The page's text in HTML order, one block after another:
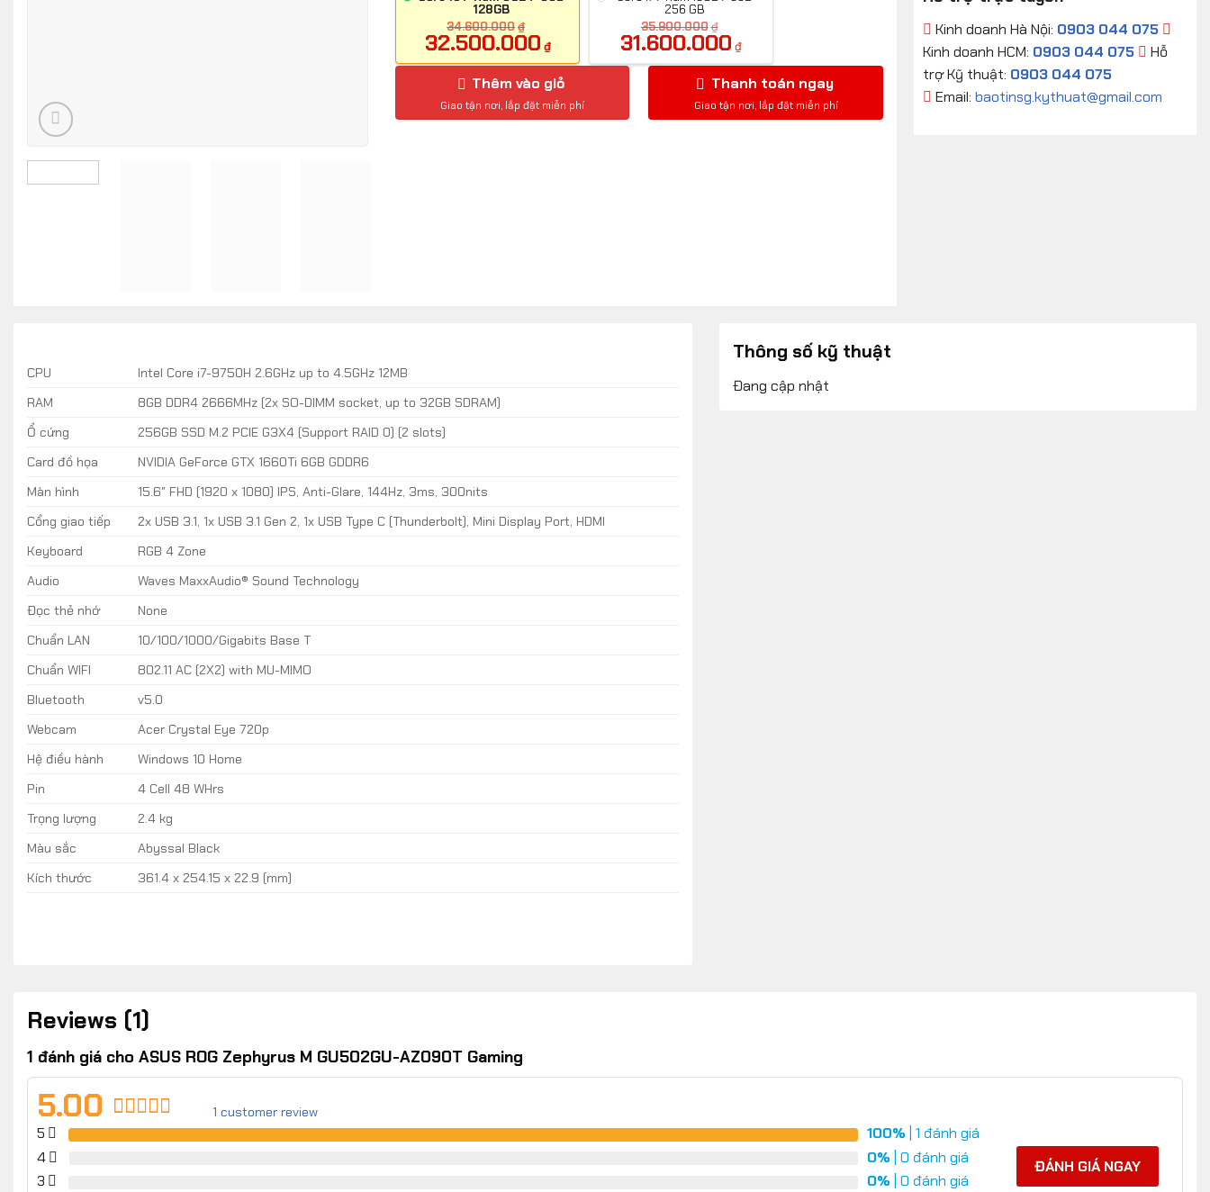
128GB
34.600.000₫
32.500.000 ₫
256 GB
35.900.000₫
31.600.000 ₫
Thêm vào giỏ Thanh toán ngay
Kinh doanh Hà Nội: 0903 044 075
Kinh doanh HCM: 0903 044 075
Hỗ
trợ Kỹ thuật: 0903 044 075
Email:baotinsg.kythuat@gmail.com
CPU
Intel Core i7-9750H 2.6GHz up to 4.5GHz 12MB
RAM
8GB DDR4 2666MHz (2x SO-DIMM socket, up to 32GB SDRAM)
Ổ cứng
256GB SSD M.2 PCIE G3X4 (Support RAID 0) (2 slots)
Card đồ họa
NVIDIA GeForce GTX 1660Ti 6GB GDDR6
Màn hình
15.6″ FHD (1920 x 1080) IPS, Anti-Glare, 144Hz, 3ms, 300nits
Cổng giao tiếp
2x USB 3.1, 1x USB 3.1 Gen 2, 1x USB Type C (Thunderbolt), Mini Display Port, HDMI
Keyboard
RGB 4 Zone
Audio
Waves MaxxAudio® Sound Technology
Đọc thẻ nhớ
None
Chuẩn LAN
10/100/1000/Gigabits Base T
Chuẩn WIFI
802.11 AC (2X2) with MU-MIMO
Bluetooth
v5.0
Webcam
Acer Crystal Eye 720p
Hệ điều hành
Windows 10 Home
Pin
4 Cell 48 WHrs
Trọng lượng
2.4 kg
Màu sắc
Abyssal Black
Kích thước
361.4 x 254.15 x 22.9 (mm)
Thông số kỹ thuật
Đang cập nhật
Reviews (1)
1 đánh giá cho ASUS ROG Zephyrus M GU502GU-AZ090T Gaming
5.00
Rated5.00
1
1 customer review
5 100% | 1 đánh giá
4
0% | 0 đánh giá
3
0% | 0 đánh giá
ĐÁNH GIÁ NGAY